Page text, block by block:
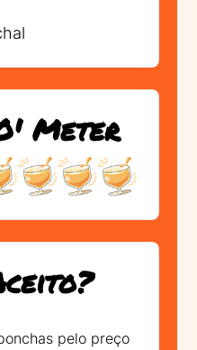
Meter
pelo preço